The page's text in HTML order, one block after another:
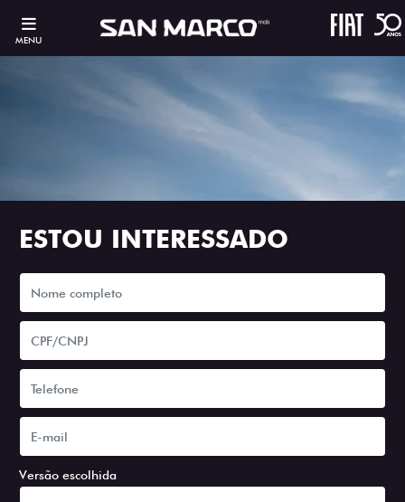
MENU
ESTOU INTERESSADO
Versão escolhida